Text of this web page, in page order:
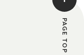
PAGE TOP